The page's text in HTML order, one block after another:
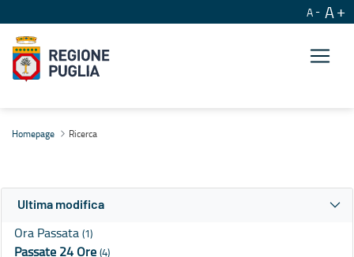
A A
Homepage Ricerca
Ultima modifica
Ora Passata (1)
Passate 24 Ore (4)